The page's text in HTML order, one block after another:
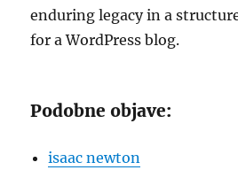
enduring legacy in a
for a WordPress blog.
Podobne objave:
isaac newton